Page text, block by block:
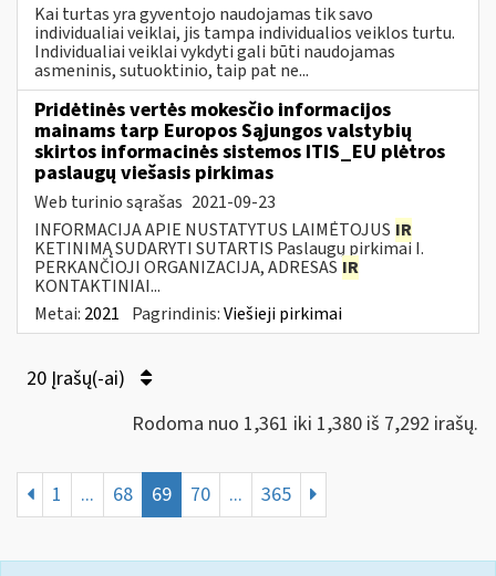
Kai turtas yra gyventojo naudojamas tik savo
individualiai veiklai, jis tampa individualios veiklos turtu.
Individualiai veiklai vykdyti gali būti naudojamas
asmeninis, sutuoktinio, taip pat ne...
Pridėtinės vertės mokesčio informacijos
mainams tarp Europos Sąjungos valstybių
skirtos informacinės sistemos ITIS_EU plėtros
paslaugų viešasis pirkimas
Web turinio sąrašas 2021-09-23
INFORMACIJA APIE NUSTATYTUS LAIMĖTOJUS IR
KETINIMĄ SUDARYTI SUTARTIS Paslaugų pirkimai I.
PERKANČIOJI ORGANIZACIJA, ADRESAS IR
KONTAKTINIAI...
Metai: 2021 Pagrindinis:Viešieji pirkimai
20 Įrašų(-ai)
Rodoma nuo 1,361 iki 1,380 iš 7,292 irašų.
1 ... 68 69 70 ... 365